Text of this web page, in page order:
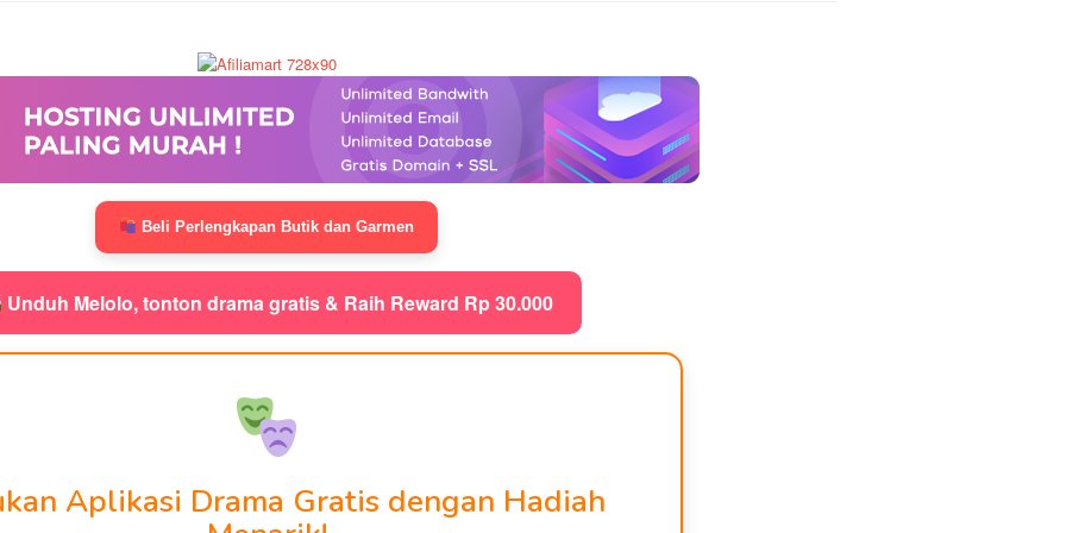
Beli Perlengkapan Butik dan Garmen
Unduh Melolo, tonton drama gratis & Raih Reward Rp 30.000
Aplikasi Drama Gratis dengan Hadiah